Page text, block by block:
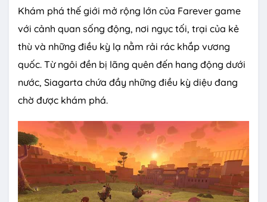
Khám phá thế giới mở rộng lớn của Farever game
với cảnh quan sống động, nơi ngục tối, trại của kẻ
thù và những điều kỳ lạ nằm rải rác khắp vương
quốc. Từ ngôi đền bị lãng quên đến hang động dưới
nước, Siagarta chứa đầy những điều kỳ diệu đang
chờ được khám phá.